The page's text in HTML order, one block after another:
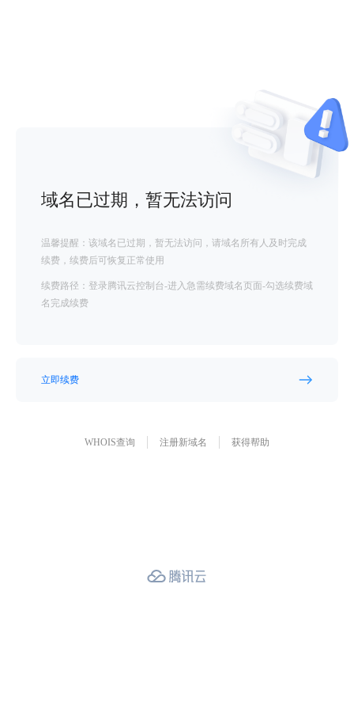
域名已过期，暂无法访问
温馨提醒：该域名已过期，暂无法访问，请域名所有人及时完成
续费，续费后可恢复正常使用
续费路径：登录腾讯云控制台-进入急需续费域名页面-勾选续费域
名完成续费
立即续费
WHOIS查询 注册新域名 获得帮助